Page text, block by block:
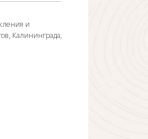
и
Калининграда,